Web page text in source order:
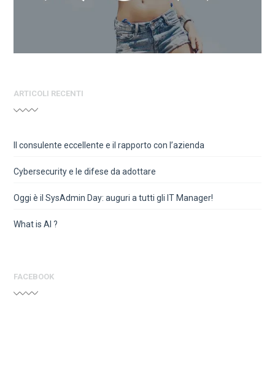
ARTICOLI RECENTI
Il consulente eccellente e il rapporto con l’azienda
Cybersecurity e le difese da adottare
Oggi è il SysAdmin Day: auguri a tutti gli IT Manager!
What is AI ?
FACEBOOK